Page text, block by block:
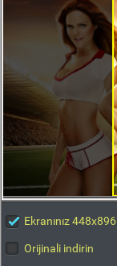
Ekranınız 448x896
Orijinali indirin